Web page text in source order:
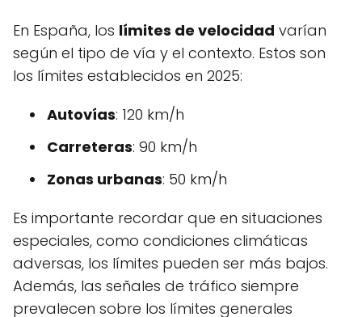
En España, los límites de velocidad varían
según el tipo de vía y el contexto. Estos son
los límites establecidos en 2025:
Autovías: 120 km/h
Carreteras: 90 km/h
Zonas urbanas: 50 km/h
Es importante recordar que en situaciones
especiales, como condiciones climáticas
adversas, los límites pueden ser más bajos.
Además, las señales de tráfico siempre
prevalecen sobre los límites generales